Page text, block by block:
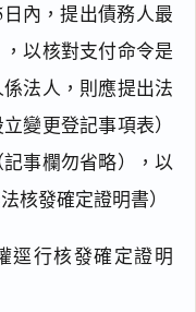
內，提出債務人最
以核對支付命令是
法人，則應提出法
變更登記事項表）
事欄勿省略），以
核發確定證明書）
逕行核發確定證明
閱讀 研究